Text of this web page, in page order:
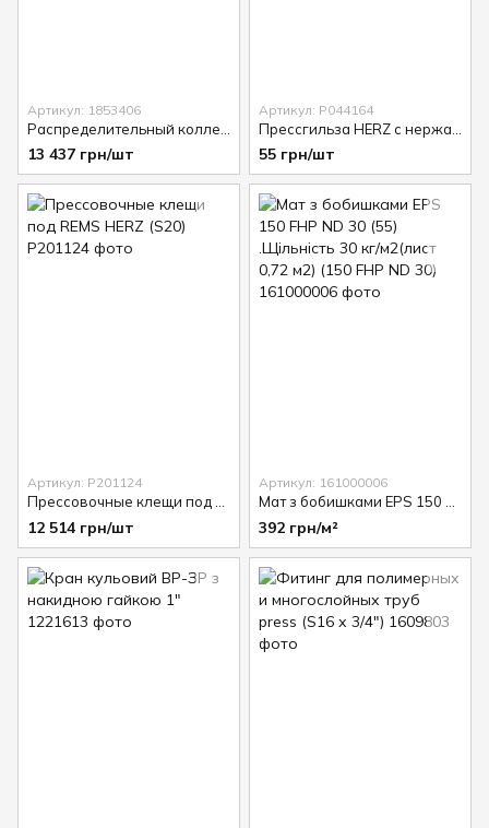
Артикул: 1853406
13 437 грн/шт
Артикул: P044164
55 грн/шт
Артикул: P201124
Прессовочные клещи под REMS HERZ (S20)
12 514 грн/шт
Артикул: 161000006
Мат з бобишками EPS 150 FHP ND 30 (55) .Щільність 30 кг/м2(лист 0,72 м2) (150 FHP ND 30)
392 грн/м²